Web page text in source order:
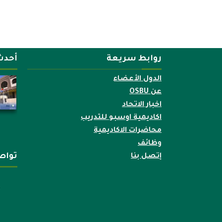
روابط سريعة
الدول الأعضاء
عن OSBU
اخبار الاتحاد
اكاديمية اوسبو للتدريب
محاضرات الاكاديمية
وظائف
إتصل بنا